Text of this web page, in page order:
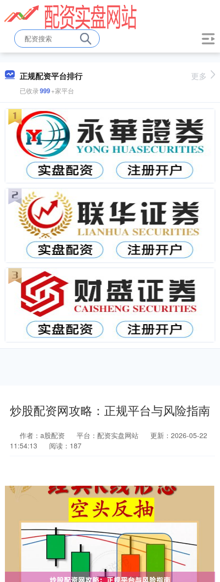
正规配资平台排行
已收录999+家平台
更多
炒股配资网攻略：正规平台与风险指南
作者：a股配资 平台：配资实盘网站
更新：2026-05-22
11:54:13
阅读：187